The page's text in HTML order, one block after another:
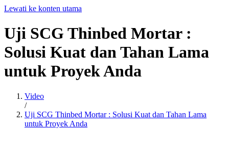
Lewati ke konten utama
Uji SCG Thinbed Mortar :
Solusi Kuat danTahan Lama
untuk ProyekAnda
Video
/
Uji SCG Thinbed Mortar : Solusi Kuat dan Tahan Lama
untuk Proyek Anda